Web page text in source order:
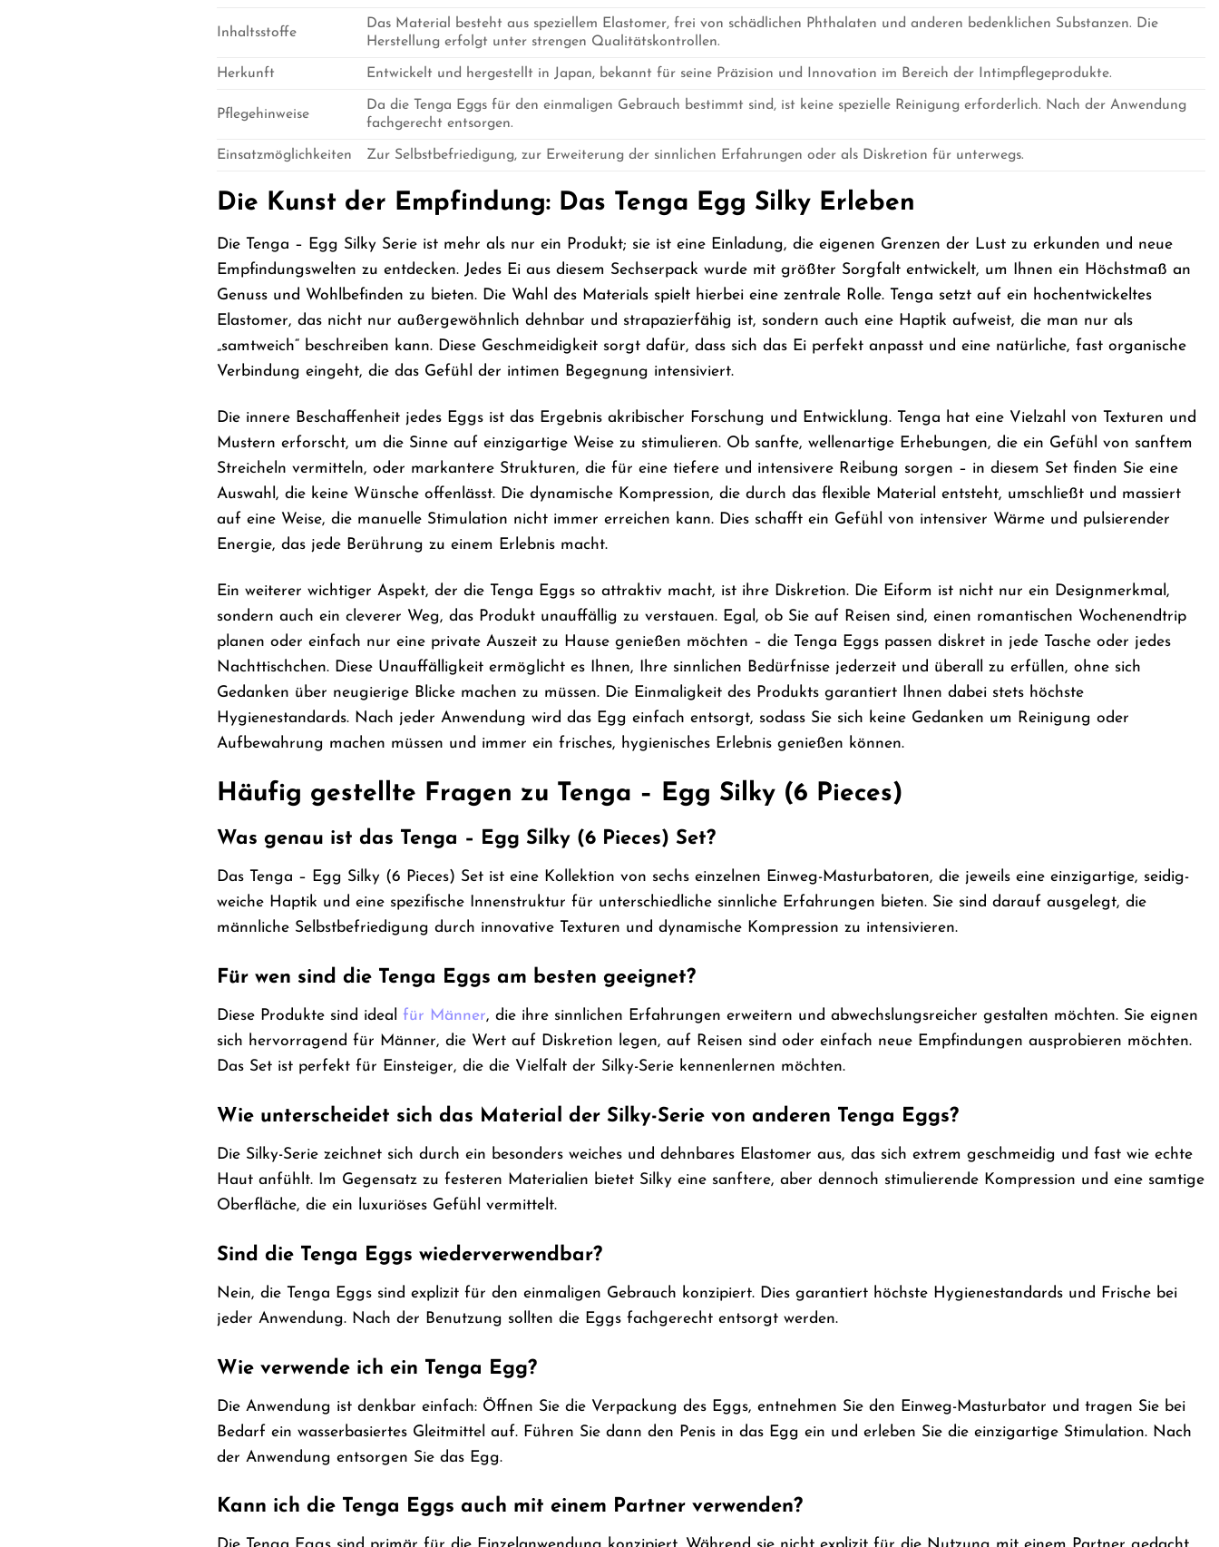
Inhaltsstoffe
Das Material besteht aus speziellem Elastomer, frei von schädlichen Phthalaten und anderen bedenklichen Substanzen. Die
Herstellung erfolgt unter strengen Qualitätskontrollen.
Herkunft Entwickelt und hergestellt in Japan, bekannt für seine Präzision und Innovation im Bereich der Intimpflegeprodukte.
Pflegehinweise
Da die Tenga Eggs für den einmaligen Gebrauch bestimmt sind, ist keine spezielle Reinigung erforderlich. Nach der Anwendung
fachgerecht entsorgen.
Einsatzmöglichkeiten Zur Selbstbefriedigung, zur Erweiterung der sinnlichen Erfahrungen oder als Diskretion für unterwegs.
Die Kunst der Empfindung: Das Tenga Egg Silky Erleben
Die Tenga – Egg Silky Serie ist mehr als nur ein Produkt; sie ist eine Einladung, die eigenen Grenzen der Lust zu erkunden und neue
Empfindungswelten zu entdecken. Jedes Ei aus diesem Sechserpack wurde mit größter Sorgfalt entwickelt, um Ihnen ein Höchstmaß an
Genuss und Wohlbefinden zu bieten. Die Wahl des Materials spielt hierbei eine zentrale Rolle. Tenga setzt auf ein hochentwickeltes
Elastomer, das nicht nur außergewöhnlich dehnbar und strapazierfähig ist, sondern auch eine Haptik aufweist, die man nur als
„samtweich“ beschreiben kann. Diese Geschmeidigkeit sorgt dafür, dass sich das Ei perfekt anpasst und eine natürliche, fast organische
Verbindung eingeht, die das Gefühl der intimen Begegnung intensiviert.
Die innere Beschaffenheit jedes Eggs ist das Ergebnis akribischer Forschung und Entwicklung. Tenga hat eine Vielzahl von Texturen und
Mustern erforscht, um die Sinne auf einzigartige Weise zu stimulieren. Ob sanfte, wellenartige Erhebungen, die ein Gefühl von sanftem
Streicheln vermitteln, oder markantere Strukturen, die für eine tiefere und intensivere Reibung sorgen – in diesem Set finden Sie eine
Auswahl, die keine Wünsche offenlässt. Die dynamische Kompression, die durch das flexible Material entsteht, umschließt und massiert
auf eine Weise, die manuelle Stimulation nicht immer erreichen kann. Dies schafft ein Gefühl von intensiver Wärme und pulsierender
Energie, das jede Berührung zu einem Erlebnis macht.
Ein weiterer wichtiger Aspekt, der die Tenga Eggs so attraktiv macht, ist ihre Diskretion. Die Eiform ist nicht nur ein Designmerkmal,
sondern auch ein cleverer Weg, das Produkt unauffällig zu verstauen. Egal, ob Sie auf Reisen sind, einen romantischen Wochenendtrip
planen oder einfach nur eine private Auszeit zu Hause genießen möchten – die Tenga Eggs passen diskret in jede Tasche oder jedes
Nachttischchen. Diese Unauffälligkeit ermöglicht es Ihnen, Ihre sinnlichen Bedürfnisse jederzeit und überall zu erfüllen, ohne sich
Gedanken über neugierige Blicke machen zu müssen. Die Einmaligkeit des Produkts garantiert Ihnen dabei stets höchste
Hygienestandards. Nach jeder Anwendung wird das Egg einfach entsorgt, sodass Sie sich keine Gedanken um Reinigung oder
Aufbewahrung machen müssen und immer ein frisches, hygienisches Erlebnis genießen können.
Häufig gestellte Fragen zu Tenga – Egg Silky (6 Pieces)
Was genau ist das Tenga – Egg Silky (6 Pieces) Set?
Das Tenga – Egg Silky (6 Pieces) Set ist eine Kollektion von sechs einzelnen Einweg-Masturbatoren, die jeweils eine einzigartige, seidig-
weiche Haptik und eine spezifische Innenstruktur für unterschiedliche sinnliche Erfahrungen bieten. Sie sind darauf ausgelegt, die
männliche Selbstbefriedigung durch innovative Texturen und dynamische Kompression zu intensivieren.
Für wen sind die Tenga Eggs am besten geeignet?
Diese Produkte sind ideal für Männer, die ihre sinnlichen Erfahrungen erweitern und abwechslungsreicher gestalten möchten. Sie eignen
sich hervorragend für Männer, die Wert auf Diskretion legen, auf Reisen sind oder einfach neue Empfindungen ausprobieren möchten.
Das Set ist perfekt für Einsteiger, die die Vielfalt der Silky-Serie kennenlernen möchten.
Wie unterscheidet sich das Material der Silky-Serie von anderen Tenga Eggs?
Die Silky-Serie zeichnet sich durch ein besonders weiches und dehnbares Elastomer aus, das sich extrem geschmeidig und fast wie echte
Haut anfühlt. Im Gegensatz zu festeren Materialien bietet Silky eine sanftere, aber dennoch stimulierende Kompression und eine samtige
Oberfläche, die ein luxuriöses Gefühl vermittelt.
Sind die Tenga Eggs wiederverwendbar?
Nein, die Tenga Eggs sind explizit für den einmaligen Gebrauch konzipiert. Dies garantiert höchste Hygienestandards und Frische bei
jeder Anwendung. Nach der Benutzung sollten die Eggs fachgerecht entsorgt werden.
Wie verwende ich ein Tenga Egg?
Die Anwendung ist denkbar einfach: Öffnen Sie die Verpackung des Eggs, entnehmen Sie den Einweg-Masturbator und tragen Sie bei
Bedarf ein wasserbasiertes Gleitmittel auf. Führen Sie dann den Penis in das Egg ein und erleben Sie die einzigartige Stimulation. Nach
der Anwendung entsorgen Sie das Egg.
Kann ich die Tenga Eggs auch mit einem Partner verwenden?